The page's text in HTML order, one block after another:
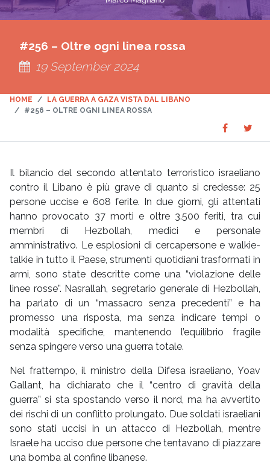
#256 – Oltre ogni linea rossa
19 September 2024
HOME
LA GUERRA A GAZA VISTA DAL LIBANO
#256 – OLTRE OGNI LINEA ROSSA
Share
on
on
Il bilancio del secondo attentato terroristico israeliano
contro il Libano è più grave di quanto si credesse: 25
persone uccise e 608 ferite. In due giorni, gli attentati
hanno provocato 37 morti e oltre 3.500 feriti, tra cui
membri di Hezbollah, medici e personale
amministrativo. Le esplosioni di cercapersone e walkie-
talkie in tutto il Paese, strumenti quotidiani trasformati in
armi, sono state descritte come una “violazione delle
linee rosse”. Nasrallah, segretario generale di Hezbollah,
ha parlato di un “massacro senza precedenti” e ha
promesso una risposta, ma senza indicare tempi o
modalità specifiche, mantenendo l’equilibrio fragile
senza spingere verso una guerra totale.
Nel frattempo, il ministro della Difesa israeliano, Yoav
Gallant, ha dichiarato che il “centro di gravità della
guerra” si sta spostando verso il nord, ma ha avvertito
dei rischi di un conflitto prolungato. Due soldati israeliani
sono stati uccisi in un attacco di Hezbollah, mentre
Israele ha ucciso due persone che tentavano di piazzare
una bomba al confine libanese.